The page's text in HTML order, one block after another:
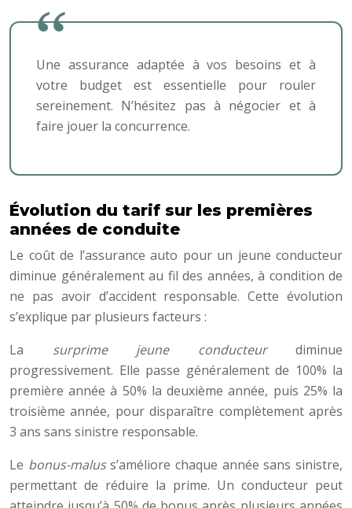
Une assurance adaptée à vos besoins et à
votre budget est essentielle pour rouler
sereinement. N’hésitez pas à négocier et à
faire jouer la concurrence.
Évolution du tarif sur les premières
années de conduite
Le coût de l’assurance auto pour un jeune conducteur
diminue généralement au fil des années, à condition de
ne pas avoir d’accident responsable. Cette évolution
s’explique par plusieurs facteurs :
La surprime jeune conducteur diminue
progressivement. Elle passe généralement de 100% la
première année à 50% la deuxième année, puis 25% la
troisième année, pour disparaître complètement après
3 ans sans sinistre responsable.
Le bonus-maluss’améliore chaque année sans sinistre,
permettant de réduire la prime. Un conducteur peut